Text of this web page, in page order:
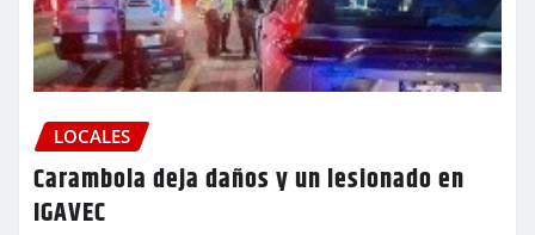
LOCALES
Carambola deja daños y un lesionado en
IGAVEC